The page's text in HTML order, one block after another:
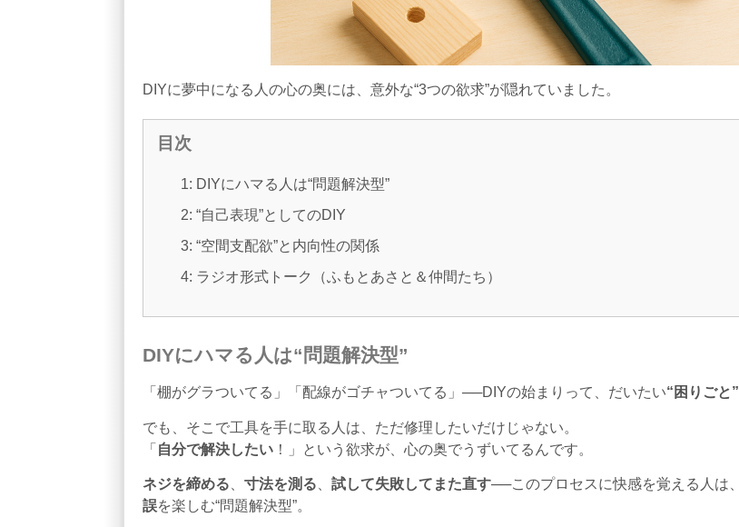
DIYに夢中になる人の心の奥には、意外な“3つの欲求”が隠れていました。
目次
1: DIYにハマる人は“問題解決型”
2: “自己表現”としてのDIY
3: “空間支配欲”と内向性の関係
4: ラジオ形式トーク（ふもとあさと＆仲間たち）
DIYにハマる人は“問題解決型”
「棚がグラついてる」「配線がゴチャついてる」──DIYの始まりって、だいたい“困りごと”
でも、そこで工具を手に取る人は、ただ修理したいだけじゃない。
「 自分で解決したい ！」という欲求が、心の奥でうずいてるんです。
ネジを締める 寸法を測る 試して失敗してまた直す──このプロセスに快感を覚える人は、
誤を楽しむ“問題解決型”。